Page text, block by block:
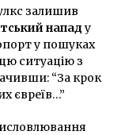
залишив
нападу
у пошуках
ситуацію з
“За крок
євреїв…”